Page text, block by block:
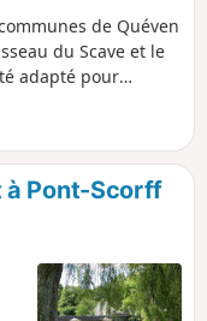
de Quéven
du Scave et le
adapté pour
est souhaitable
marée est haute
en évitant les
à Pont-Scorff